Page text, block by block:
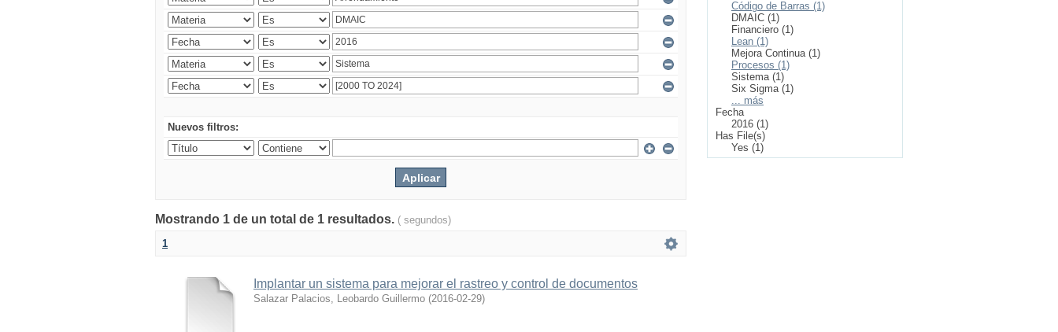
Nuevos filtros:
Mostrando 1 de un total de 1 resultados. ( segundos)
1
Implantar un sistema para mejorar el rastreo y control de documentos
Salazar Palacios, Leobardo Guillermo (2016-02-29)
Código de Barras (1)
DMAIC (1)
Financiero (1)
Lean (1)
Mejora Continua (1)
Procesos (1)
Sistema (1)
Six Sigma (1)
... más
Fecha
2016 (1)
Has File(s)
Yes (1)